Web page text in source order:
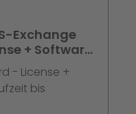
Exchange
+ Software
- License +
bis